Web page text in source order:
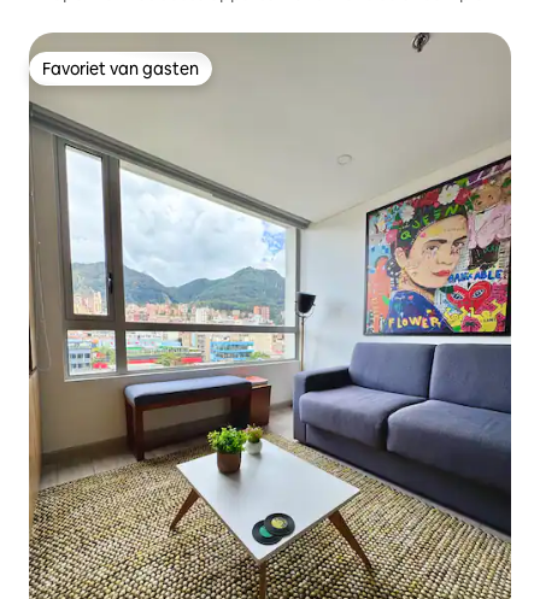
Favoriet van gasten
Favoriet van gasten